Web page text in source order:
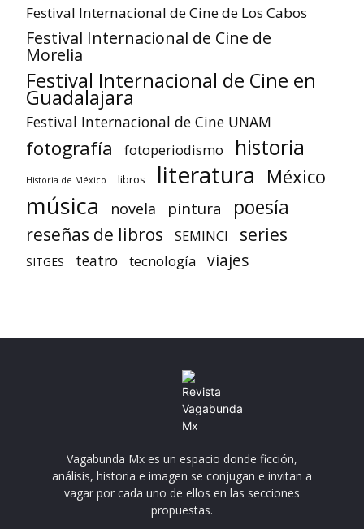
Festival Internacional de Cine de Los Cabos
Festival Internacional de Cine de
Morelia
Festival Internacional de Cine en
Guadalajara
Festival Internacional de Cine UNAM
fotografía fotoperiodismo historia
Historia de México libros literatura México
música novela pintura poesía
reseñas de libros SEMINCI series
SITGES teatro tecnología viajes
Vagabunda Mx es un espacio donde ficción,
análisis, historia e imagen se conjugan e invitan a
vagar por cada uno de ellos en las secciones
propuestas.